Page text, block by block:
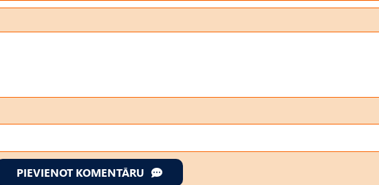
PIEVIENOT KOMENTĀRU